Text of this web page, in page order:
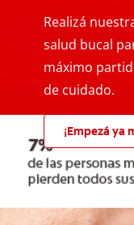
Realizá
salud bucal
máximo
de cuidado.
¡Empezá ya